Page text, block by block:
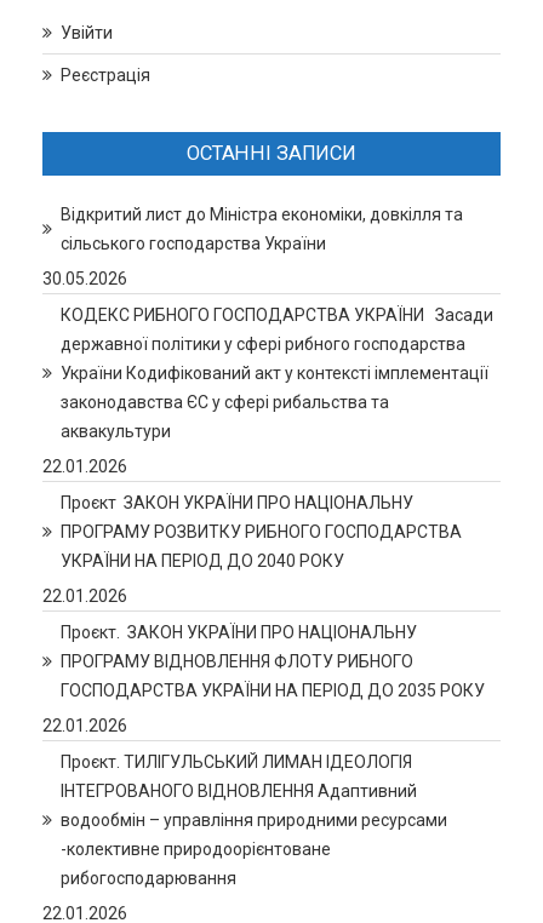
Увійти
Реєстрація
ОСТАННІ ЗАПИСИ
Відкритий лист до Міністра економіки, довкілля та
сільського господарства України
30.05.2026
КОДЕКС РИБНОГО ГОСПОДАРСТВА УКРАЇНИ Засади
державної політики у сфері рибного господарства
України Кодифікований акт у контексті імплементації
законодавства ЄС у сфері рибальства та
аквакультури
22.01.2026
Проєкт ЗАКОН УКРАЇНИ ПРО НАЦІОНАЛЬНУ
ПРОГРАМУ РОЗВИТКУ РИБНОГО ГОСПОДАРСТВА
УКРАЇНИ НА ПЕРІОД ДО 2040 РОКУ
22.01.2026
Проєкт. ЗАКОН УКРАЇНИ ПРО НАЦІОНАЛЬНУ
ПРОГРАМУ ВІДНОВЛЕННЯ ФЛОТУ РИБНОГО
ГОСПОДАРСТВА УКРАЇНИ НА ПЕРІОД ДО 2035 РОКУ
22.01.2026
Проєкт. ТИЛІГУЛЬСЬКИЙ ЛИМАН ІДЕОЛОГІЯ
ІНТЕГРОВАНОГО ВІДНОВЛЕННЯ Адаптивний
водообмін – управління природними ресурсами
-колективне природоорієнтоване
рибогосподарювання
22.01.2026